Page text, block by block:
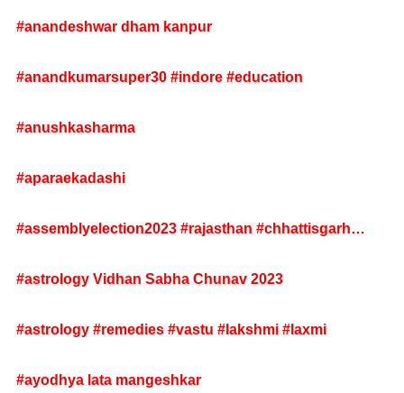
#anandeshwar dham kanpur
#anandkumarsuper30 #indore #education
#anushkasharma
#aparaekadashi
#assemblyelection2023 #rajasthan #chhattisgarh
#ashokgehlo
#astrology Vidhan Sabha Chunav 2023
#astrology #remedies #vastu #lakshmi #laxmi
#ayodhya lata mangeshkar